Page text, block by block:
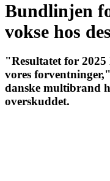
Bundlinjen
vokse hos
"Resultatet for 2025
vores
danske multibrand
overskuddet.